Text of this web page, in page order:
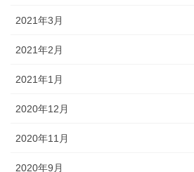
2021年3月
2021年2月
2021年1月
2020年12月
2020年11月
2020年9月